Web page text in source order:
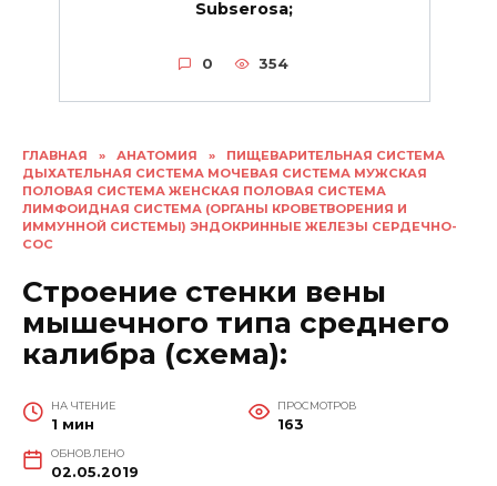
ГЛАВНАЯ » АНАТОМИЯ »
ПИЩЕВАРИТЕЛЬНАЯ СИСТЕМА
ДЫХАТЕЛЬНАЯ СИСТЕМА МОЧЕВАЯ СИСТЕМА МУЖСКАЯ
ПОЛОВАЯ СИСТЕМА ЖЕНСКАЯ ПОЛОВАЯ СИСТЕМА
ЛИМФОИДНАЯ СИСТЕМА (ОРГАНЫ КРОВЕТВОРЕНИЯ И
ИММУННОЙ СИСТЕМЫ) ЭНДОКРИННЫЕ ЖЕЛЕЗЫ СЕРДЕЧНО-
СОС
Строение стенки вены
мышечного типа среднего
калибра (схема):
НА ЧТЕНИЕ
1 мин
ПРОСМОТРОВ
163
ОБНОВЛЕНО
02.05.2019
Subserosa;
0 354